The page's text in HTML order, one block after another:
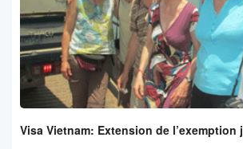
Visa Vietnam: Extension de l’exemption